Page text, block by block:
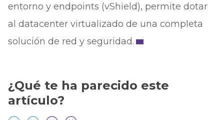
entorno y endpoints (vShield), permite dotar
al datacenter virtualizado de una completa
solución de red y seguridad.
¿Qué te ha parecido este
artículo?